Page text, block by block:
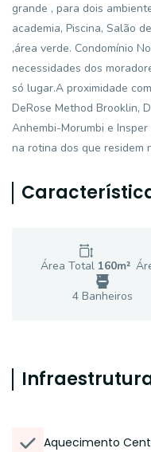
grande , para dois
academia, Piscina, Salão
,área verde. Condomínio
necessidades dos
só lugar.A proximidade
DeRose Method Brooklin,
Anhembi-Morumbi e
na rotina dos que residem
Área Total 160m²
4 Banheiros
Aquecimento